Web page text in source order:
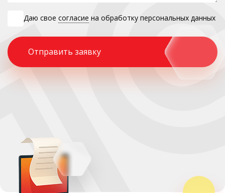
Даю свое согласие на обработку персональных данных
Отправить заявку